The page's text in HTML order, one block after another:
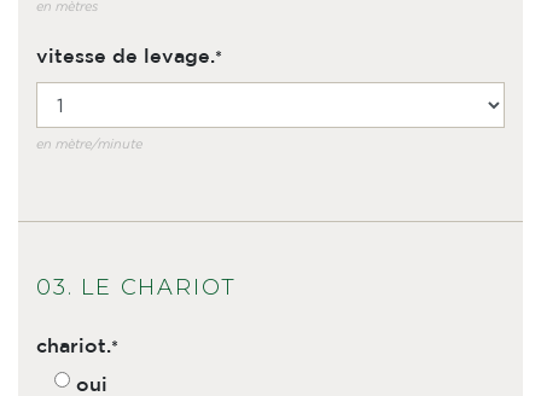
en mètres
vitesse de levage.
en mètre/minute
03. LE CHARIOT
chariot.
oui